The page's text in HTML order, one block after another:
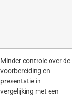
Minder controle over de
voorbereiding en
presentatie in
vergelijking met een